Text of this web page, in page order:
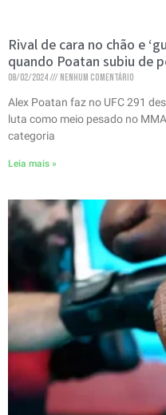
Rival de cara no chão e
quando Poatan subiu de
08/02/2024 Nenhum comentário
Alex Poatan faz no UFC 291
luta como meio pesado no
categoria
Leia mais »